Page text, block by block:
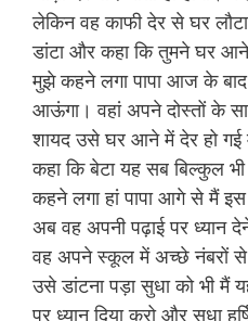
लेकिन वह काफी देर से घर
डांटा और कहा कि तुमने घर
मुझे कहने लगा पापा आज के
आऊंगा। वहां अपने दोस्तों के
शायद उसे घर आने में देर हो गई
कहा कि बेटा यह सब बिल्कुल भी
कहने लगा हां पापा आगे से मैं
अब वह अपनी पढ़ाई पर ध्यान
वह अपने स्कूल में अच्छे नंबरों से
उसे डांटना पड़ा सुधा को भी मैं
पर ध्यान दिया करो और सुधा